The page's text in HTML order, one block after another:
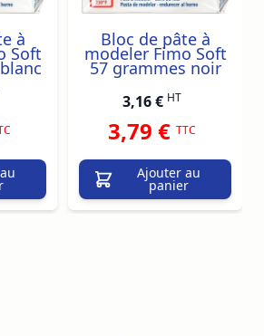
à
Soft
Bloc de pâte à
modeler Fimo Soft
57 grammes noir
3,16 € HT
3,79 € TTC
Ajouter au
panier